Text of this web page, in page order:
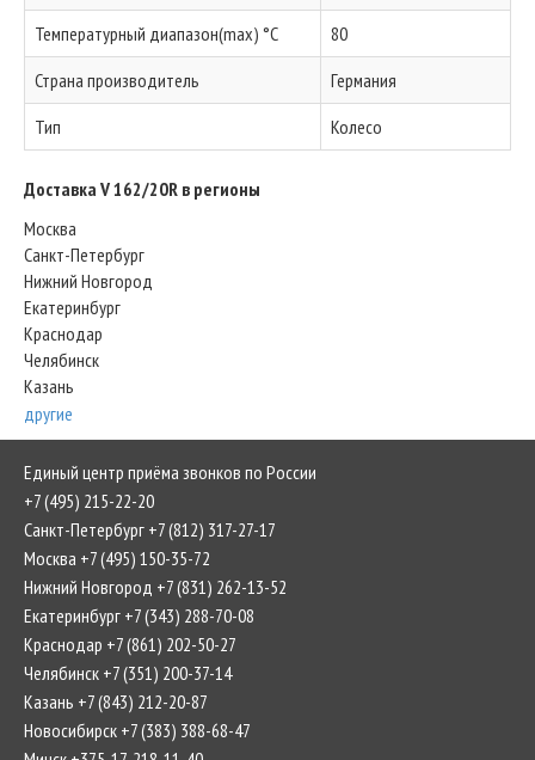
Температурный диапазон(max) °C
80
Страна производитель
Германия
Тип
Колесо
Доставка V 162/20R в регионы
Москва
Санкт-Петербург
Нижний Новгород
Екатеринбург
Краснодар
Челябинск
Казань
другие
Единый центр приёма звонков по России
+7 (495) 215-22-20
Санкт-Петербург +7 (812) 317-27-17
Москва +7 (495) 150-35-72
Нижний Новгород +7 (831) 262-13-52
Екатеринбург +7 (343) 288-70-08
Краснодар +7 (861) 202-50-27
Челябинск +7 (351) 200-37-14
Казань +7 (843) 212-20-87
Новосибирск +7 (383) 388-68-47